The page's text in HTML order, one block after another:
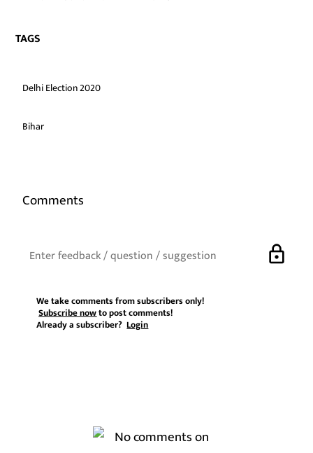
TAGS
Delhi Election 2020
Bihar
Comments
lock
We take comments from subscribers only!
Subscribe nowto post comments!
Already a subscriber?Login